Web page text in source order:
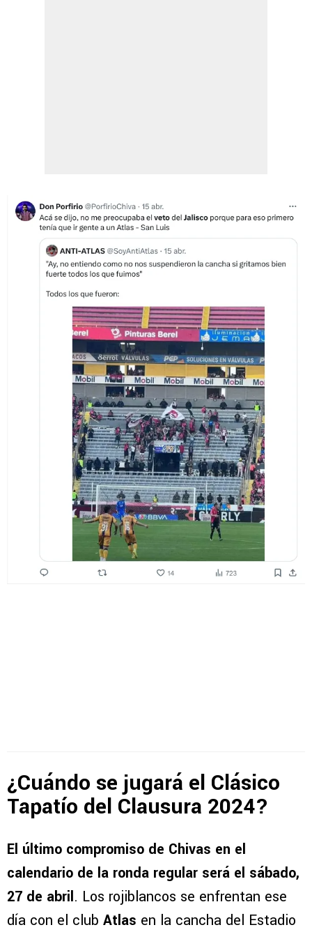
¿Cuándo se jugará el Clásico
Tapatío del Clausura 2024?
El último compromiso de Chivas en el
calendario de la ronda regular será el sábado,
27 de abril. Los rojiblancos se enfrentan ese
día con el club Atlas en la cancha del Estadio